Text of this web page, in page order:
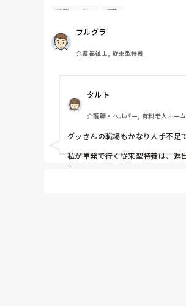
夜勤帯の職員体制は夜勤者2名
遅出1名(21:00まで) お手伝い程
・17:00〜17:30 申し送り
遅出職員は食堂の見守り　夜勤
ＳＳ方で2名自力歩行可能で帰宅
特養利用者も転倒の危険やがあ
そんな中で見守りをしながら、
最近では上記の時間通りにはい
その後も一切休憩も取れず、記
特養 ケア 夜勤
フルグラ
介護福祉士, 従来型特養
タルト
介護職・ヘルパー, 有料老人ホー
グッさんの職場もかなり人手不足
私が単発で行く従来型特養は、遅